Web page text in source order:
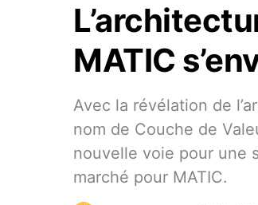
MATIC
Avec la révélation de
nom de Couche de
nouvelle voie pour une
marché pour MATIC.